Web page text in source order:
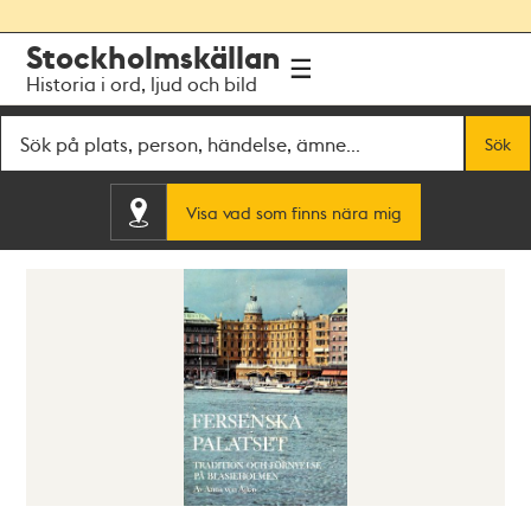
navigationen
huvudinnehållet
Stockholmskällan
Historia i ord, ljud och bild
Sök
Visa vad som finns nära mig